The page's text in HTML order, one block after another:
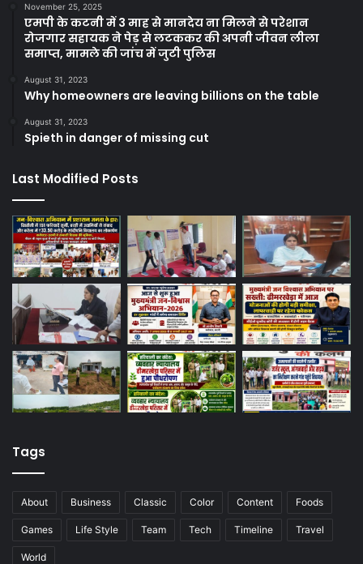
November 25, 2025
एमपी के कटनी में 3 माह से मानदेय ना मिलने से परेशान
रोजगार सहायक ने पेड़ से लटककर की अपनी जीवन लीला
समाप्त, मामले की जांच में जुटी पुलिस
August 31, 2023
Why homeowners are leaving billions on the table
August 31, 2023
Spieth in danger of missing cut
Last Modified Posts
Tags
About Business Classic Color Content Foods
Games Life Style Team Tech Timeline Travel
World